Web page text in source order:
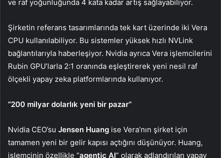
ve raf yoğunluğunda 4 kata kadar artış sağlayabiliyor.
Şirketin referans tasarımlarında tek kart üzerinde iki Vera
CPU kullanılabiliyor. Bu sistemler yüksek hızlı NVLink
bağlantılarıyla haberleşiyor. Nvidia ayrıca Vera işlemcilerini
Rubin GPU’larla 2:1 oranında eşleştirerek yeni nesil raf
ölçekli yapay zeka platformlarında kullanıyor.
“200 milyar dolarlık yeni bir pazar”
Nvidia CEO’su Jensen Huang ise Vera’nın şirket için
tamamen yeni bir gelir kapısı açtığını düşünüyor. Huang,
işlemcinin özellikle “agentic AI” olarak adlandırılan yapay